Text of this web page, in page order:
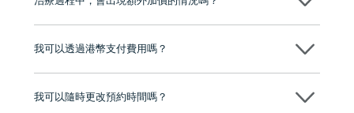
有咨詢及服務保障中心，有任何問題都可以隨時預約免費咨詢，讓人十
我可以透過港幣支付費用嗎？
我可以隨時更改預約時間嗎？